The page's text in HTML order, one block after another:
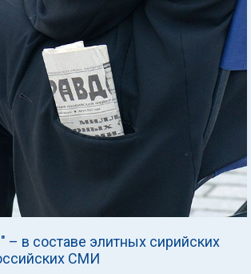
в составе элитных сирийских
СМИ